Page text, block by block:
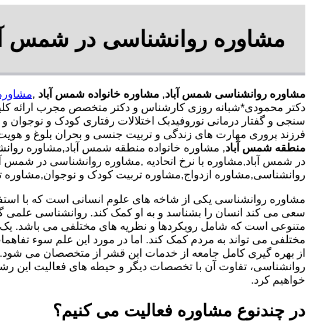
مشاوره روانشناسی در شمس
مشاوره روانشناسی شمس آباد, مشاوره خانواده شمس آباد ,
دکتر محمودی*شبانه روزی کارشناس و دکتر متخصص مجرب ارائه
سنجی و گفتار درمانی نوروفیدبک اختلالات رفتاری کودک و
فرزند پروری مهارت های زندگی و تربیت جنسی و بحران بلوغ و
منطقه شمس آباد, مشاوره خانواده منطقه شمس آباد,مشاوره
در شمس آباد,مشاوره با نرخ اتحادیه ,مشاوره روانشناسی در شمس
روانشناسی,مشاوره ازدواج,مشاوره تربیت کودک و نوجوان,مشاوره
مشاوره روانشناسی یکی از شاخه های علوم انسانی است که با
سعی می کند انسان را بشناسد و به او کمک کند. روانشناسی علمی
متنوعی است که شامل رویکردها و نظریه های مختلفی می باشد.
مختلفی می تواند به مردم کمک کند. اما در مورد این علم سوء
از بهره گیری کامل جامعه از خدمات این قشر از متخصصان می شود.
روانشناسی، تفاوت آن با تخصصات دیگر و حیطه های فعالیت این
خواهیم کرد.
در چندنوع مشاوره فعالیت می کنیم؟